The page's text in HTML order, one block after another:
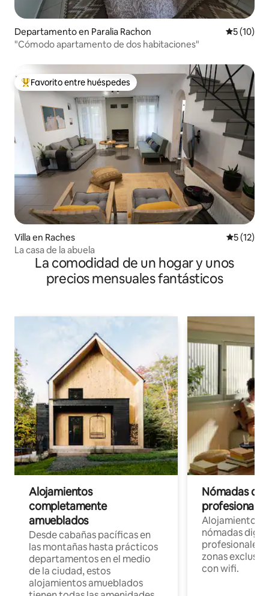
Departamento en Paralia Rachon
5 (10)
"Cómodo apartamento de dos habitaciones"
De los mejores en Favorito entre huéspedes
Favorito entre huéspedes
Villa en Raches
5 (12)
La casa de la abuela
La comodidad de un hogar y unos
precios mensuales fantásticos
Alojamientos
completamente
amueblados
Desde cabañas pacíficas en
las montañas hasta prácticos
departamentos en el medio
de la ciudad, estos
alojamientos amueblados
Nómadas
Alojamientos
nómadas
profesionales
zonas
con wifi.